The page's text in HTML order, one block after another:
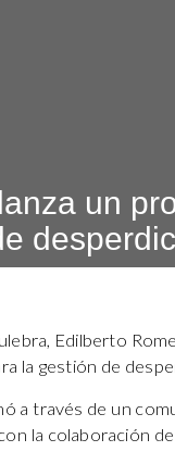
un
Edilberto
la gestión de
a través de un
la colaboración